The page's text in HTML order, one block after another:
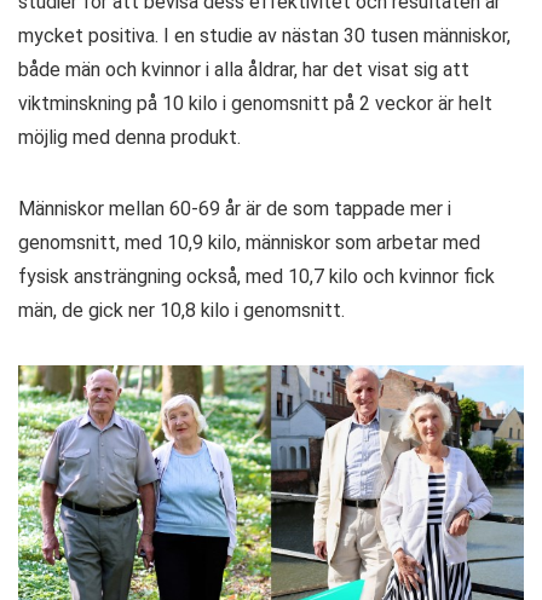
mycket positiva. I en studie av nästan 30 tusen människor,
både män och kvinnor i alla åldrar, har det visat sig att
viktminskning på 10 kilo i genomsnitt på 2 veckor är helt
möjlig med denna produkt.
Människor mellan 60-69 år är de som tappade mer i
genomsnitt, med 10,9 kilo, människor som arbetar med
fysisk ansträngning också, med 10,7 kilo och kvinnor fick
män, de gick ner 10,8 kilo i genomsnitt.